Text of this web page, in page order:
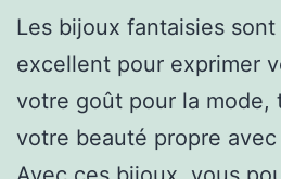
Les bijoux fantaisies
excellent pour exprimer
votre goût pour la mode,
votre beauté propre